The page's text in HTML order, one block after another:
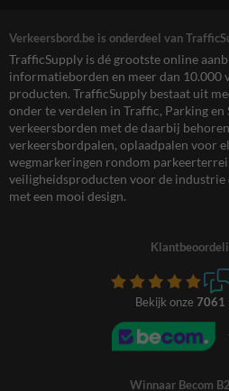
Verkeersbord.be is onderdeel van
TrafficSupply is dé grootste online
informatieborden en meer dan 10.000
producten. TrafficSupply bestaat uit
onder te verdelen in Traffic, Parking en
verkeersborden met de daarbij
verkeersbordpalen, oplaadpalen voor
wegmarkeringen rondom
veiligheidsproducten voor de
met een mooi design.
Bekijk onze 7061
Winnaar Becom